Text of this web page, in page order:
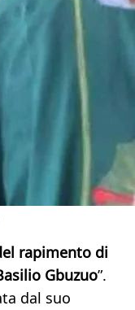
rapimento di
Gbuzuo”.
dal suo